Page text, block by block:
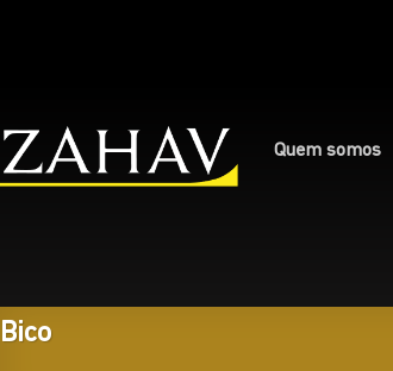
Quem somos
Bico